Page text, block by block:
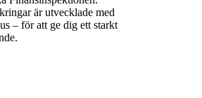
är utvecklade med
– för att ge dig ett starkt